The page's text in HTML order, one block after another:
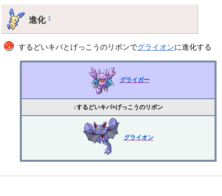
進化†
するどいキバとげっこうのリボンでグライオンに進化する
グライガー
↓するどいキバ+げっこうのリボン
グライオン